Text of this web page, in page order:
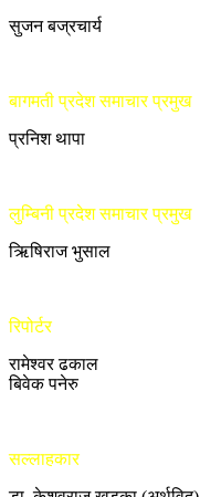
सुजन बज्रचार्य
बागमती प्रदेश समाचार प्रमुख
प्रनिश थापा
लुम्बिनी प्रदेश समाचार प्रमुख
ऋिषिराज भुसाल
रिपोर्टर
रामेश्वर ढकाल
बिवेक पनेरु
सल्लाहकार